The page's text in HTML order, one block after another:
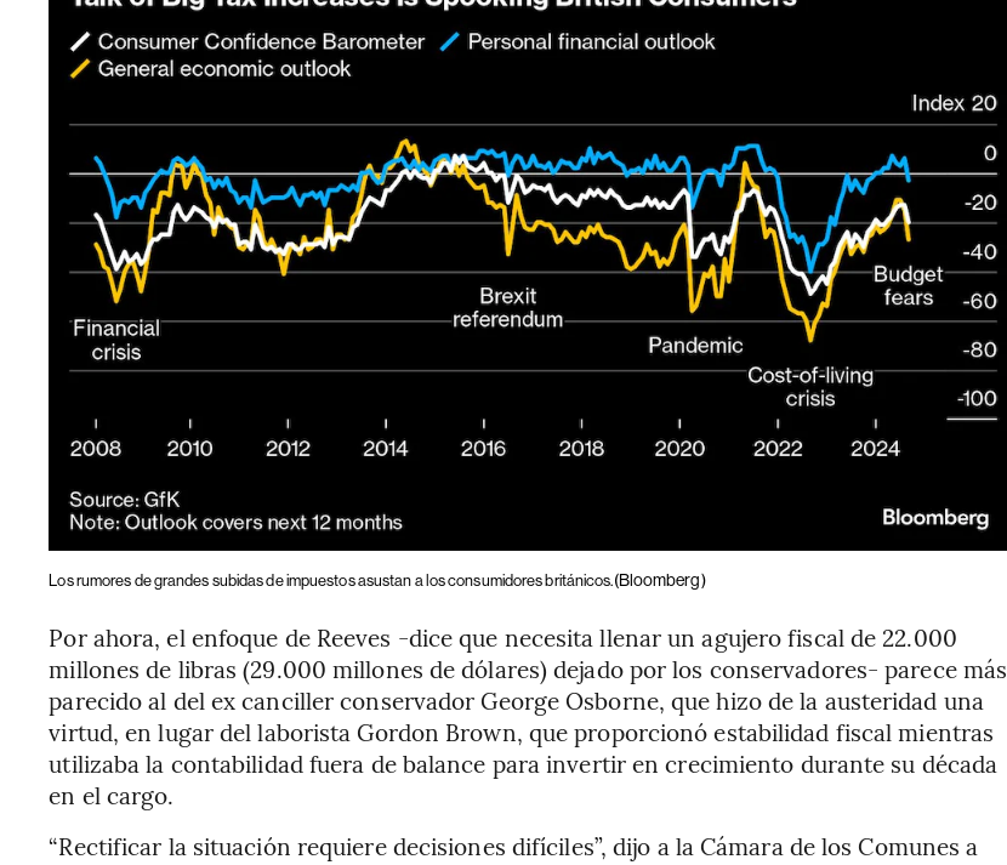
Los rumores de grandes subidas de impuestos asustan a los consumidores británicos.(Bloomberg)
Por ahora, el enfoque de Reeves -dice que necesita llenar un agujero fiscal de 22.000
millones de libras (29.000 millones de dólares) dejado por los conservadores- parece más
parecido al del ex canciller conservador George Osborne, que hizo de la austeridad una
virtud, en lugar del laborista Gordon Brown, que proporcionó estabilidad fiscal mientras
utilizaba la contabilidad fuera de balance para invertir en crecimiento durante su década
en el cargo.
“Rectificar la situación requiere decisiones difíciles”, dijo a la Cámara de los Comunes a